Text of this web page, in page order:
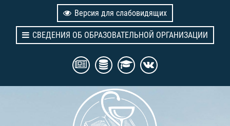
Версия для слабовидящих
СВЕДЕНИЯ ОБ ОБРАЗОВАТЕЛЬНОЙ ОРГАНИЗАЦИИ